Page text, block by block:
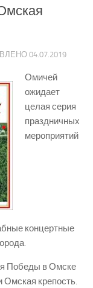
04.07.2019
Омичей
ожидает
целая серия
праздничных
мероприятий
концертные
Победы в Омске
Омская крепость.